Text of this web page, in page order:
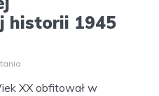
historii 1945
XX obfitował w